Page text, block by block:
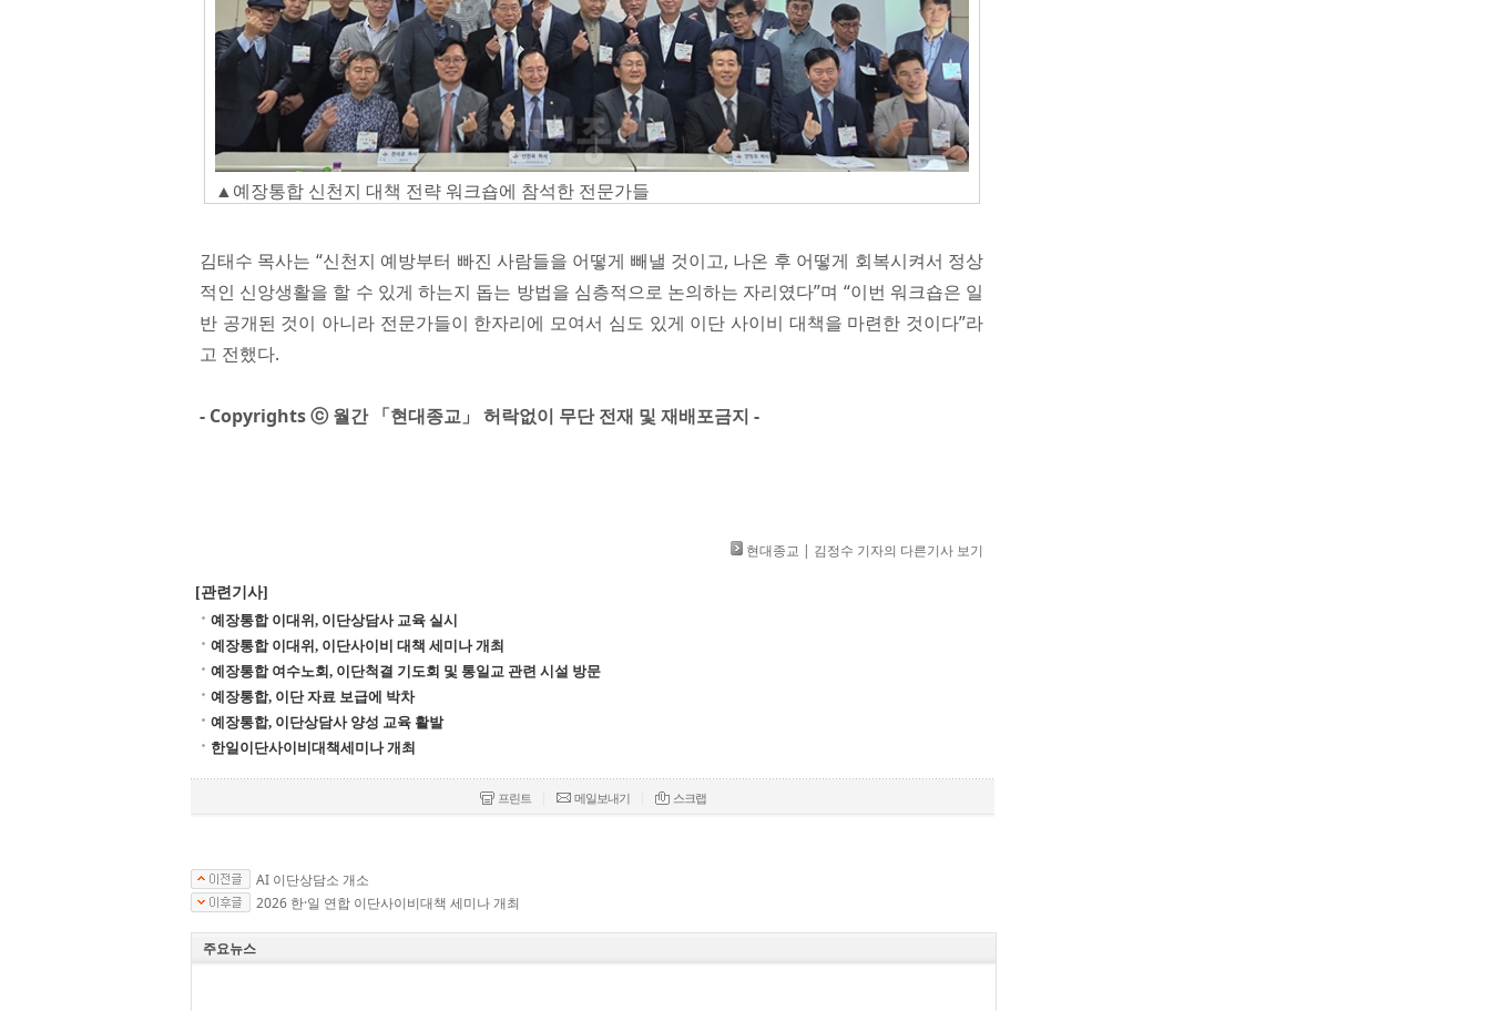
▲예장통합 신천지 대책 전략 워크숍에 참석한 전문가들
김태수 목사는 “신천지 예방부터 빠진 사람들을 어떻게 빼낼 것이고, 나온 후 어떻게 회복시켜서 정상
적인 신앙생활을 할 수 있게 하는지 돕는 방법을 심층적으로 논의하는 자리였다”며 “이번 워크숍은 일
반 공개된 것이 아니라 전문가들이 한자리에 모여서 심도 있게 이단 사이비 대책을 마련한 것이다”라
고 전했다.
- Copyrights ⓒ 월간 「현대종교」 허락없이 무단 전재 및 재배포금지 -​ ​
현대종교 | 김정수 기자의 다른기사 보기
[관련기사]
예장통합 이대위, 이단상담사 교육 실시
예장통합 이대위, 이단사이비 대책 세미나 개최
예장통합 여수노회, 이단척결 기도회 및 통일교 관련 시설 방문
예장통합, 이단 자료 보급에 박차
예장통합, 이단상담사 양성 교육 활발
한일이단사이비대책세미나 개최
프린트 메일보내기 스크랩
AI 이단상담소 개소
2026 한·일 연합 이단사이비대책 세미나 개최
주요뉴스